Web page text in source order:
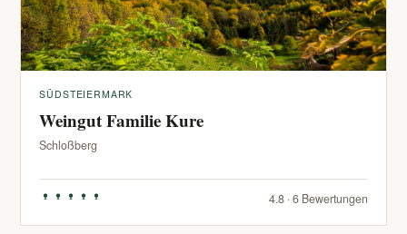
SÜDSTEIERMARK
Weingut Familie Kure
Schloßberg
4.8 · 6 Bewertungen